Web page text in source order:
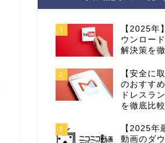
1
【2025年
ウンロー
解決策を
2
【安全に
のおすす
ドレスラ
を徹底比較
3
【2025年
動画のダ